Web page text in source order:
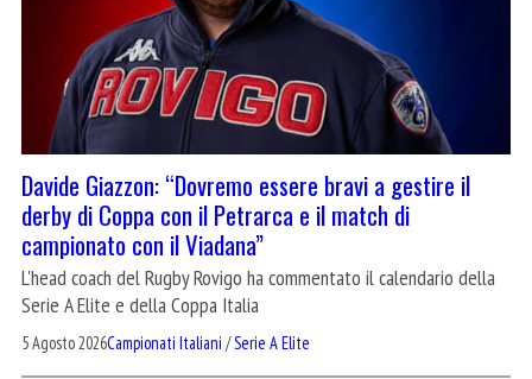
Davide Giazzon: “Dovremo essere bravi a gestire il
derby di Coppa con il Petrarca e il match di
campionato con il Viadana”
L'head coach del Rugby Rovigo ha commentato il calendario della
Serie A Elite e della Coppa Italia
5 Agosto 2026Campionati Italiani /Serie A Elite